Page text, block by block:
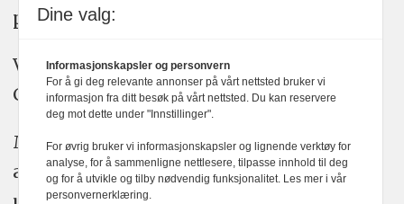
plakatens regler for god presseskikk.
Vi bruker KI-verktøy som ChatGPT,
Claude, og Gemini i journalistikken vår.
Medier24s redaksjon har alltid det fulle
ansvar for publisert innhold, med eller
Dine valg:
Informasjonskapsler og personvern
For å gi deg relevante annonser på vårt nettsted bruker vi
informasjon fra ditt besøk på vårt nettsted. Du kan reservere
deg mot dette under "Innstillinger".
For øvrig bruker vi informasjonskapsler og lignende verktøy for
analyse, for å sammenligne nettlesere, tilpasse innhold til deg
og for å utvikle og tilby nødvendig funksjonalitet. Les mer i vår
personvernerklæring.